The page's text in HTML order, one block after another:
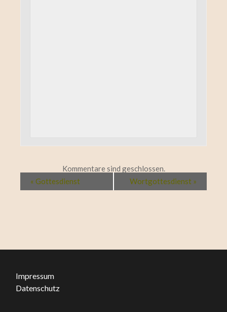
Kommentare sind geschlossen.
« Gottesdienst Wortgottesdienst »
Impressum
Datenschutz